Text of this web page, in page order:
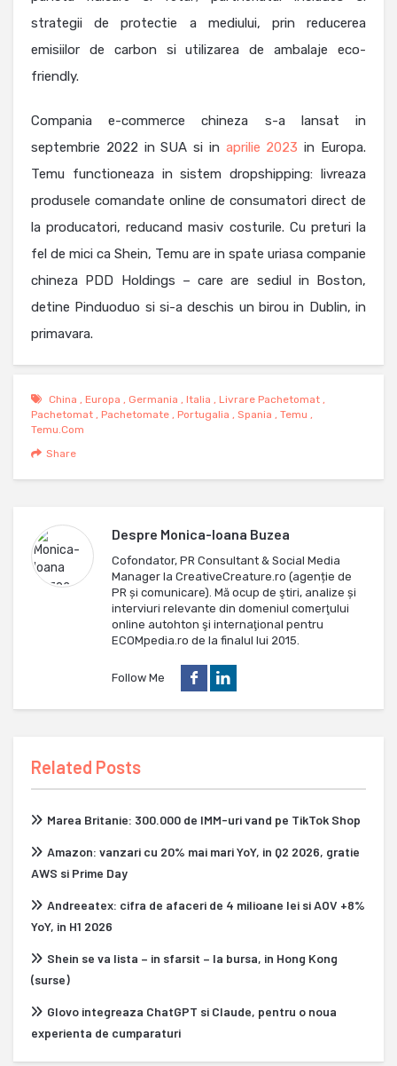
strategii de protectie a mediului, prin reducerea
emisiilor de carbon si utilizarea de ambalaje eco-
friendly.
Compania e-commerce chineza s-a lansat in
septembrie 2022 in SUA si in aprilie 2023 in Europa.
Temu functioneaza in sistem dropshipping: livreaza
produsele comandate online de consumatori direct de
la producatori, reducand masiv costurile. Cu preturi la
fel de mici ca Shein, Temu are in spate uriasa companie
chineza PDD Holdings – care are sediul in Boston,
detine Pinduoduo si si-a deschis un birou in Dublin, in
primavara.
China , Europa , Germania , Italia , Livrare Pachetomat ,
Pachetomat , Pachetomate , Portugalia , Spania , Temu ,
Temu.com
Share
Despre Monica-Ioana Buzea
Cofondator, PR Consultant & Social Media
Manager la CreativeCreature.ro (agenție de
PR și comunicare). Mă ocup de ştiri, analize și
interviuri relevante din domeniul comerţului
online autohton şi internaţional pentru
ECOMpedia.ro de la finalul lui 2015.
Follow Me
Related Posts
Marea Britanie: 300.000 de IMM-uri vand pe TikTok Shop
Amazon: vanzari cu 20% mai mari YoY, in Q2 2026, gratie
AWS si Prime Day
Andreeatex: cifra de afaceri de 4 milioane lei si AOV +8%
YoY, in H1 2026
Shein se va lista – in sfarsit – la bursa, in Hong Kong
(surse)
Glovo integreaza ChatGPT si Claude, pentru o noua
experienta de cumparaturi